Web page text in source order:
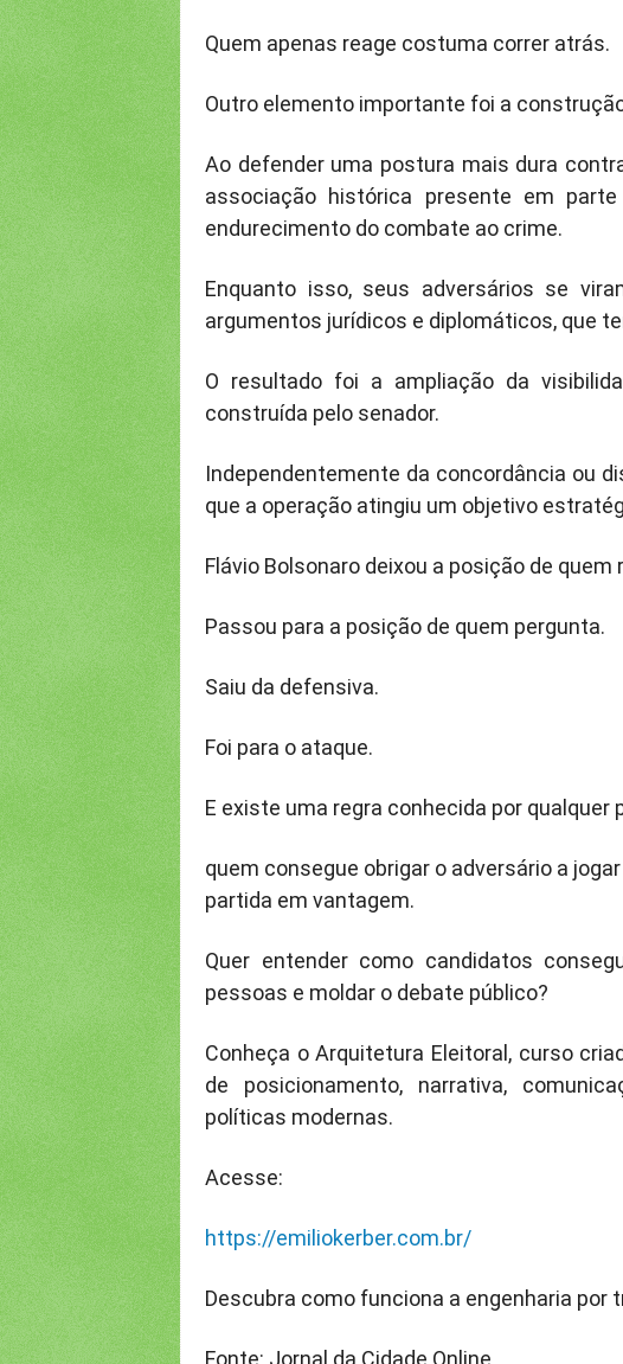
Quem apenas reage costuma correr atrás.
Outro elemento importante foi a
Ao defender uma postura mais dura
associação histórica presente em
endurecimento do combate ao crime.
Enquanto isso, seus adversários se
argumentos jurídicos e diplomáticos, que
O resultado foi a ampliação da
construída pelo senador.
Independentemente da concordância ou
que a operação atingiu um objetivo
Flávio Bolsonaro deixou a posição de quem
Passou para a posição de quem pergunta.
Saiu da defensiva.
Foi para o ataque.
E existe uma regra conhecida por
quem consegue obrigar o adversário a
partida em vantagem.
Quer entender como candidatos
pessoas e moldar o debate público?
Conheça o Arquitetura Eleitoral, curso
de posicionamento, narrativa,
políticas modernas.
Acesse:
https://emiliokerber.com.br/
Descubra como funciona a engenharia por
Fonte: Jornal da Cidade Online